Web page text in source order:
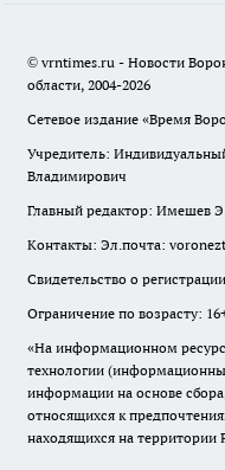
© vrntimes.ru - Новости
области, 2004-2026
Сетевое издание «Время
Учредитель:
Владимирович
Главный редактор: Имешев
Контакты: Эл.почта:
Свидетельство о
Ограничение по возрасту:
«На информационном
технологии
информации на основе
относящихся к
находящихся на территории